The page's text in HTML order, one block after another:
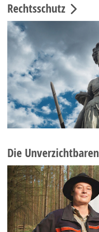
Rechtsschutz
Die Unverzichtbaren